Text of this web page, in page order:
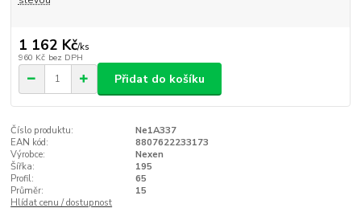
1 162 Kč/ks
960 Kč bez DPH
Přidat do košíku
Číslo produktu:
Ne1A337
EAN kód:
8807622233173
Výrobce:
Nexen
Šířka:
195
Profil:
65
Průměr:
15
Hlídat cenu / dostupnost